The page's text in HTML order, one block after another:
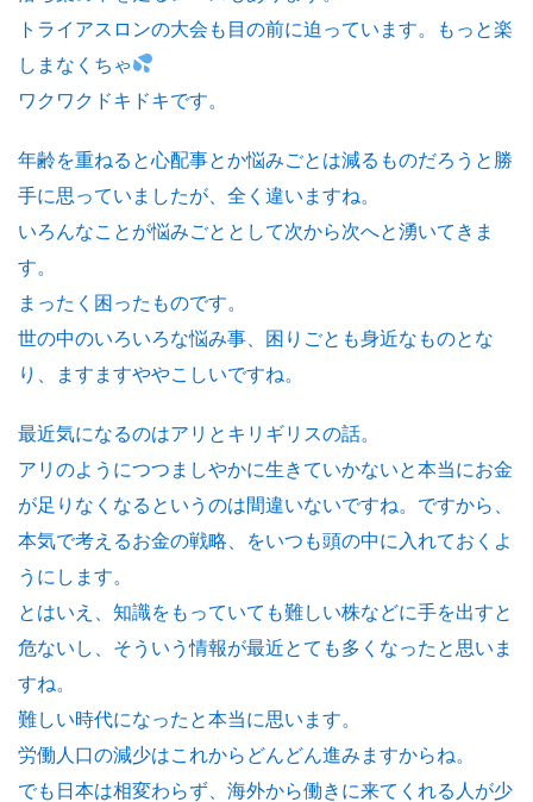
トライアスロンの大会も目の前に迫っています。もっと楽
しまなくちゃ
ワクワクドキドキです。
年齢を重ねると心配事とか悩みごとは減るものだろうと勝
手に思っていましたが、全く違いますね。
いろんなことが悩みごととして次から次へと湧いてきま
す。
まったく困ったものです。
世の中のいろいろな悩み事、困りごとも身近なものとな
り、ますますややこしいですね。
最近気になるのはアリとキリギリスの話。
アリのようにつつましやかに生きていかないと本当にお金
が足りなくなるというのは間違いないですね。ですから、
本気で考えるお金の戦略、をいつも頭の中に入れておくよ
うにします。
とはいえ、知識をもっていても難しい株などに手を出すと
危ないし、そういう情報が最近とても多くなったと思いま
すね。
難しい時代になったと本当に思います。
労働人口の減少はこれからどんどん進みますからね。
でも日本は相変わらず、海外から働きに来てくれる人が少